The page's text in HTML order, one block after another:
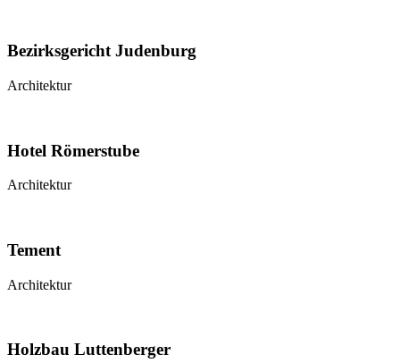
Bezirksgericht Judenburg
Architektur
Hotel Römerstube
Architektur
Tement
Architektur
Holzbau Luttenberger